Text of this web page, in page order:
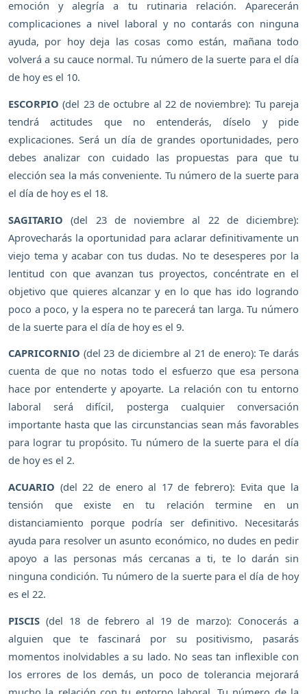
emoción y alegría a tu rutinaria relación. Aparecerán
complicaciones a nivel laboral y no contarás con ninguna
ayuda, por hoy deja las cosas como están, mañana todo
volverá a su cauce normal. Tu número de la suerte para el día
de hoy es el 10.
ESCORPIO (del 23 de octubre al 22 de noviembre): Tu pareja
tendrá actitudes que no entenderás, díselo y pide
explicaciones. Será un día de grandes oportunidades, pero
debes analizar con cuidado las propuestas para que tu
elección sea la más conveniente. Tu número de la suerte para
el día de hoy es el 18.
SAGITARIO (del 23 de noviembre al 22 de diciembre):
Aprovecharás la oportunidad para aclarar definitivamente un
viejo tema y acabar con tus dudas. No te desesperes por la
lentitud con que avanzan tus proyectos, concéntrate en el
objetivo que quieres alcanzar y en lo que has ido logrando
poco a poco, y la espera no te parecerá tan larga. Tu número
de la suerte para el día de hoy es el 9.
CAPRICORNIO (del 23 de diciembre al 21 de enero): Te darás
cuenta de que no notas todo el esfuerzo que esa persona
hace por entenderte y apoyarte. La relación con tu entorno
laboral será difícil, posterga cualquier conversación
importante hasta que las circunstancias sean más favorables
para lograr tu propósito. Tu número de la suerte para el día
de hoy es el 2.
ACUARIO (del 22 de enero al 17 de febrero): Evita que la
tensión que existe en tu relación termine en un
distanciamiento porque podría ser definitivo. Necesitarás
ayuda para resolver un asunto económico, no dudes en pedir
apoyo a las personas más cercanas a ti, te lo darán sin
ninguna condición. Tu número de la suerte para el día de hoy
es el 22.
PISCIS (del 18 de febrero al 19 de marzo): Conocerás a
alguien que te fascinará por su positivismo, pasarás
momentos inolvidables a su lado. No seas tan inflexible con
los errores de los demás, un poco de tolerancia mejorará